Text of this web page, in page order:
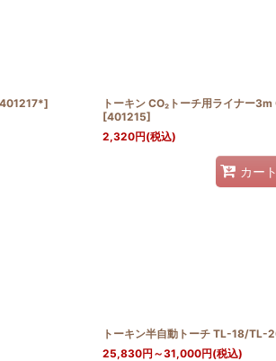
401217*]
トーキン CO₂トーチ用ライナー
[401215]
2,320円(税込)
カー
トーキン半自動トーチ TL-18/TL-
25,830円 ～31,000円(税込)